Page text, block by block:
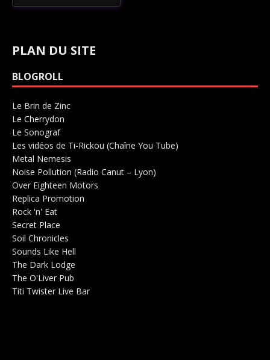
PLAN DU SITE
BLOGROLL
Le Brin de Zinc
Le Cherrydon
Le SonografSalle de concerts 0
Les vidéos de Ti-Rickou (Chaîne You Tube)
Metal Nemesis
Noise Pollution (Radio Canut – Lyon)
Over Eighteen Motors
Replica Promotion
Rock 'n' Eat
Secret Place
Soil Chronicles
Sounds Like Hell
The Dark Lodge
The O'Liver Pub
Titi Twister Live Bar